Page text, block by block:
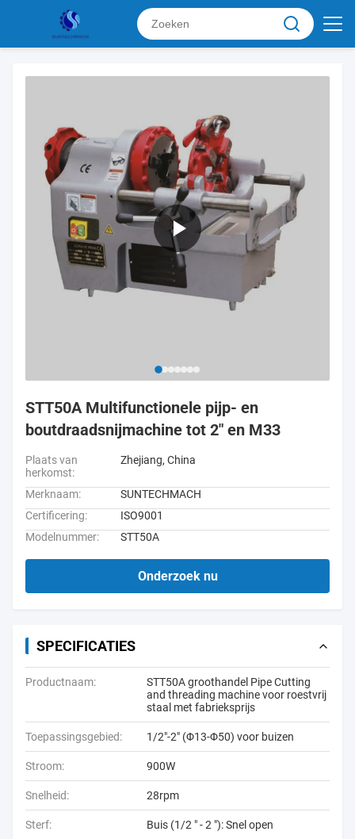
STT50A Multifunctionele pijp- en
boutdraadsnijmachine tot 2" en M33
Plaats van
herkomst:
Zhejiang, China
Merknaam:
SUNTECHMACH
Certificering:
ISO9001
Modelnummer:
STT50A
Onderzoek nu
SPECIFICATIES
Productnaam:
STT50A groothandel Pipe Cutting
and threading machine voor roestvrij
staal met fabrieksprijs
Toepassingsgebied: 1/2"-2" (Φ13-Φ50) voor buizen
Stroom: 900W
Snelheid: 28rpm
Sterf: Buis (1/2 ″ - 2 ″): Snel open